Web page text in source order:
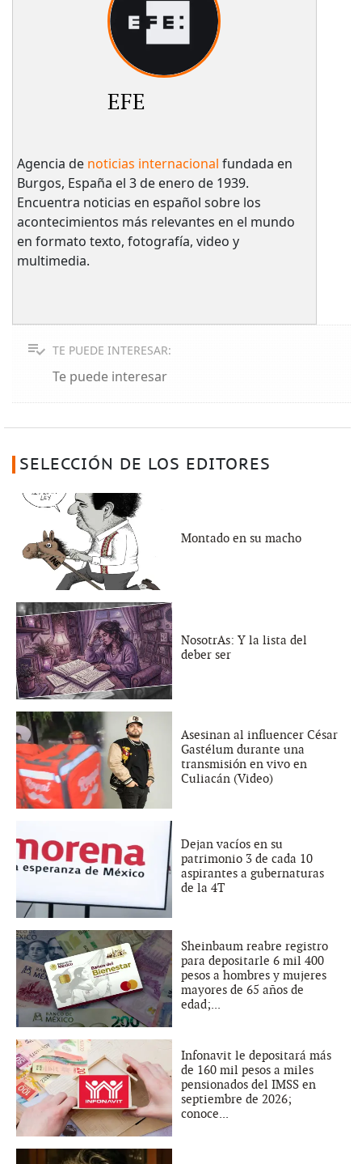
EFE
Agencia de noticias internacional fundada en
Burgos, España el 3 de enero de 1939.
Encuentra noticias en español sobre los
acontecimientos más relevantes en el mundo
en formato texto, fotografía, video y
multimedia.
TE PUEDE INTERESAR:
Te puede interesar
SELECCIÓN DE LOS EDITORES
Montado en su macho
NosotrAs: Y la lista del
deber ser
Asesinan al influencer César
Gastélum durante una
transmisión en vivo en
Culiacán (Video)
Dejan vacíos en su
patrimonio 3 de cada 10
aspirantes a gubernaturas
de la 4T
Sheinbaum reabre registro
para depositarle 6 mil 400
pesos a hombres y mujeres
mayores de 65 años de
edad;...
Infonavit le depositará más
de 160 mil pesos a miles
pensionados del IMSS en
septiembre de 2026;
conoce...